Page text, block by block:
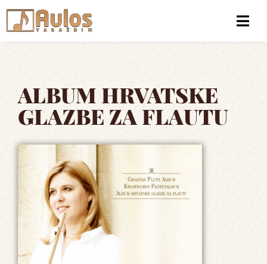
ALBUM HRVATSKE
GLAZBE ZA FLAUTU